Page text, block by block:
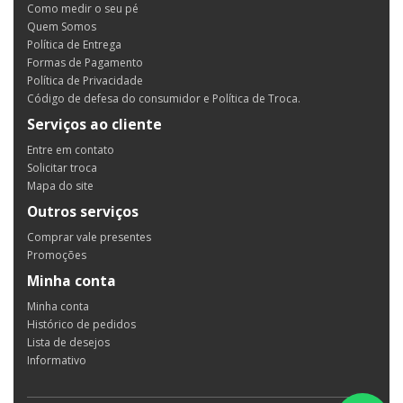
Como medir o seu pé
Quem Somos
Política de Entrega
Formas de Pagamento
Política de Privacidade
Código de defesa do consumidor e Política de Troca.
Serviços ao cliente
Entre em contato
Solicitar troca
Mapa do site
Outros serviços
Comprar vale presentes
Promoções
Minha conta
Minha conta
Histórico de pedidos
Lista de desejos
Informativo